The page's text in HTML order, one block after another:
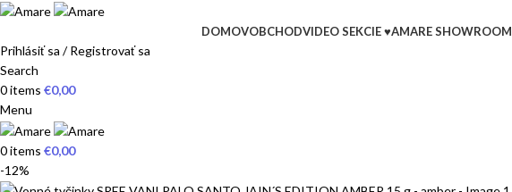
DOMOVOBCHODVIDEO SEKCIE ♥AMARE SHOWROOM
Prihlásiť sa / Registrovať sa
Search
0items €0,00
Menu
0items €0,00
-12%